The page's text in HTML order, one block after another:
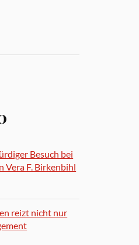
Besuch bei
Vera F. Birkenbihl
reizt nicht nur